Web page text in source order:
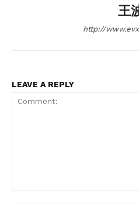
王
http://
LEAVE A REPLY